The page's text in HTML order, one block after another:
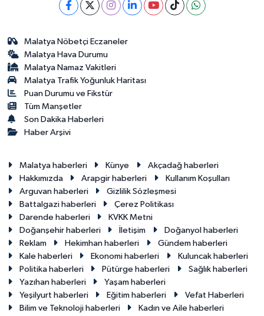
Malatya Nöbetçi Eczaneler
Malatya Hava Durumu
Malatya Namaz Vakitleri
Malatya Trafik Yoğunluk Haritası
Puan Durumu ve Fikstür
Tüm Manşetler
Son Dakika Haberleri
Haber Arşivi
Malatya haberleri Künye
Akçadağ haberleri
Hakkımızda
Arapgir haberleri
Kullanım Koşulları
Arguvan haberleri
Gizlilik Sözleşmesi
Battalgazi haberleri
Çerez Politikası
Darende haberleri
KVKK Metni
Doğanşehir haberleri
İletişim
Doğanyol haberleri
Reklam
Hekimhan haberleri
Gündem haberleri
Kale haberleri
Ekonomi haberleri
Kuluncak haberleri
Politika haberleri
Pütürge haberleri
Sağlık haberleri
Yazıhan haberleri
Yaşam haberleri
Yeşilyurt haberleri
Eğitim haberleri
Vefat Haberleri
Bilim ve Teknoloji haberleri
Kadın ve Aile haberleri